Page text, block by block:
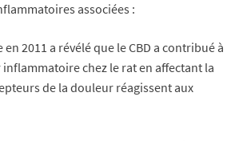
associées :
2011 a révélé que le CBD a contribué à
chez le rat en affectant la
de la douleur réagissent aux